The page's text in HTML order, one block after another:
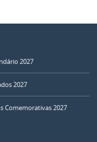
2027
2027
Comemorativas 2027